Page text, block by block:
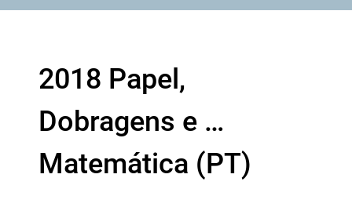
2018 Papel,
Dobragens e …
Matemática (PT)